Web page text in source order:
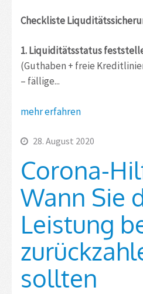
Checkliste
1. Liquiditätsstatus
(Guthaben + freie
– ­fällige...
mehr erfahren
28. August 2020
Corona-
Wann Sie
Leistung
sollten